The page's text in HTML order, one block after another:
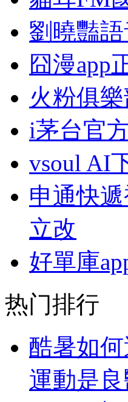
劉曉豔
囧漫app
火粉俱
i茅台官
vsoul AI
申通快
立改
好單庫
热门排行
酷暑如
運動是